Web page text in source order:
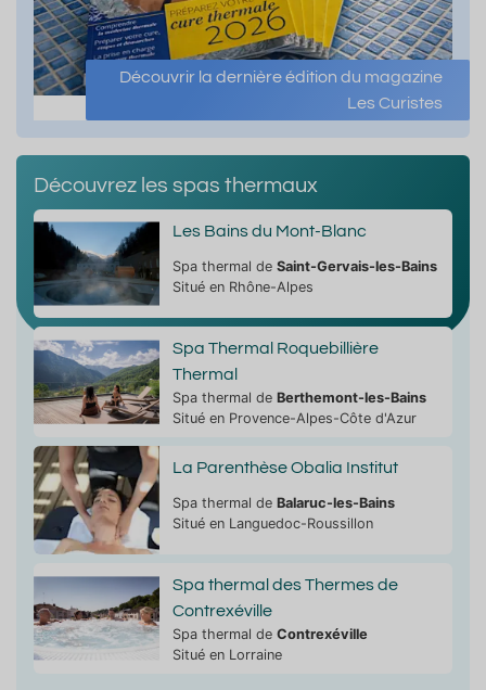
Découvrir la dernière édition du magazine
Les Curistes
Découvrez les spas thermaux
Les Bains du Mont-Blanc
Spa thermal de Saint-Gervais-les-Bains
Situé en Rhône-Alpes
Spa Thermal Roquebillière
Thermal
Spa thermal de Berthemont-les-Bains
Situé en Provence-Alpes-Côte d'Azur
La Parenthèse Obalia Institut
Spa thermal de Balaruc-les-Bains
Situé en Languedoc-Roussillon
Spa thermal des Thermes de
Contrexéville
Spa thermal de Contrexéville
Situé en Lorraine